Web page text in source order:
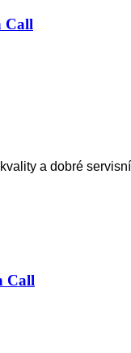
Call
a dobré
Call